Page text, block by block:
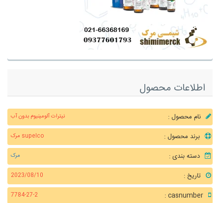
اطلاعات محصول
نام محصول : نیترات آلومینیوم بدون آب
برند محصول : supelco مرک
دسته بندی : مرک
تاریخ : 2023/08/10
7784-27-2